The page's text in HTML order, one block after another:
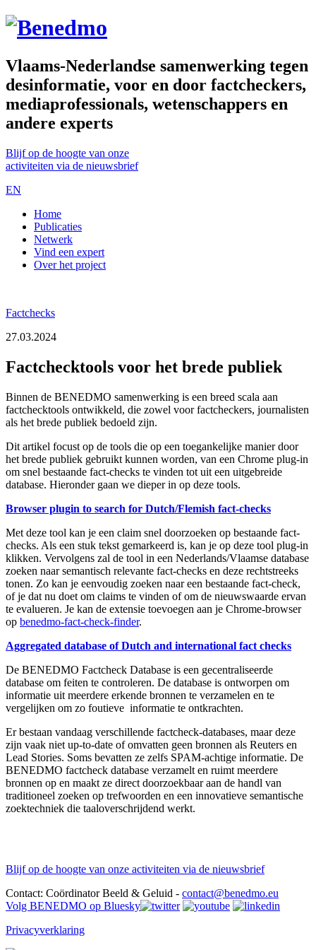
Vlaams-Nederlandse samenwerking tegen
desinformatie, voor en door factcheckers,
mediaprofessionals, wetenschappers en
andere experts
Blijf op de hoogte van onze
activiteiten via de nieuwsbrief
EN
Home
Publicaties
Netwerk
Vind een expert
Over het project
Factchecks
27.03.2024
Factchecktools voor het brede publiek
Binnen de BENEDMO samenwerking is een breed scala aan
factchecktools ontwikkeld, die zowel voor factcheckers, journalisten
als het brede publiek bedoeld zijn.
Dit artikel focust op de tools die op een toegankelijke manier door
het brede publiek gebruikt kunnen worden, van een Chrome plug-in
om snel bestaande fact-checks te vinden tot uit een uitgebreide
database. Hieronder gaan we dieper in op deze tools.
Browser plugin to search for Dutch/Flemish fact-checks
Met deze tool kan je een claim snel doorzoeken op bestaande fact-
checks. Als een stuk tekst gemarkeerd is, kan je op deze tool plug-in
klikken. Vervolgens zal de tool in een Nederlands/Vlaamse database
zoeken naar semantisch relevante fact-checks en deze rechtstreeks
tonen. Zo kan je eenvoudig zoeken naar een bestaande fact-check,
of je dat nu doet om claims te vinden of om de nieuwswaarde ervan
te evalueren. Je kan de extensie toevoegen aan je Chrome-browser
op benedmo-fact-check-finder.
Aggregated database of Dutch and international fact checks
De BENEDMO Factcheck Database is een gecentraliseerde
database om feiten te controleren. De database is ontworpen om
informatie uit meerdere erkende bronnen te verzamelen en te
vergelijken om zo foutieve informatie te ontkrachten.
Er bestaan vandaag verschillende factcheck-databases, maar deze
zijn vaak niet up-to-date of omvatten geen bronnen als Reuters en
Lead Stories. Soms bevatten ze zelfs SPAM-achtige informatie. De
BENEDMO factcheck database verzamelt en ruimt meerdere
bronnen op en maakt ze direct doorzoekbaar aan de handl van
traditioneel zoeken op trefwoorden en een innovatieve semantische
zoektechniek die taaloverschrijdend werkt.
Blijf op de hoogte van onze activiteiten via de nieuwsbrief
Contact: Coördinator Beeld & Geluid - contact@benedmo.eu
Volg BENEDMO op Bluesky
Privacyverklaring